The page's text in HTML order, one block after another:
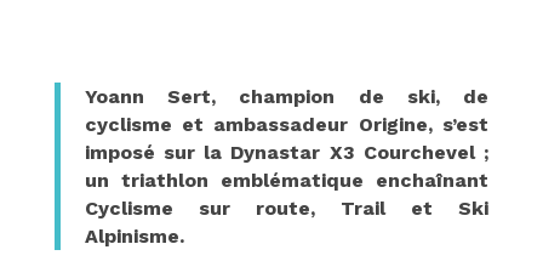
Yoann Sert, champion de ski, de
cyclisme et ambassadeur Origine, s’est
imposé sur la Dynastar X3 Courchevel ;
un triathlon emblématique enchaînant
Cyclisme sur route, Trail et Ski
Alpinisme.